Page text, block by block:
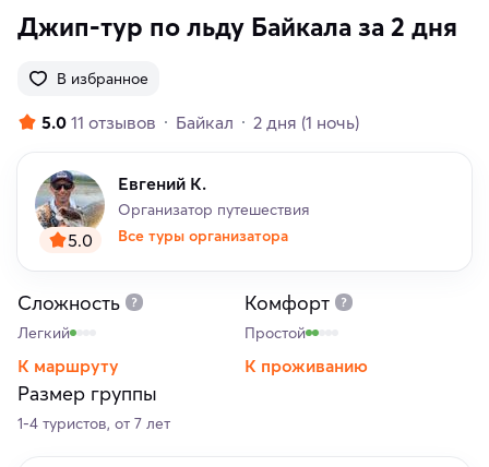
Джип-тур по льду Байкала за 2 дня
В избранное
5.0 11 отзывов Байкал 2 дня (1 ночь)
5.0
Евгений К.
Организатор путешествия
Все туры организатора
Сложность
Легкий
К маршруту
Комфорт
Простой
К проживанию
Размер группы
1-4 туристов, от 7 лет